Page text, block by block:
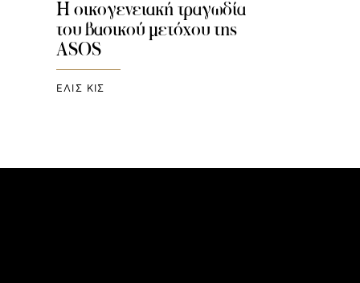
Η οικογενειακή τραγωδία
του βασικού μετόχου της
ASOS
ΕΛΙΣ ΚΙΣ